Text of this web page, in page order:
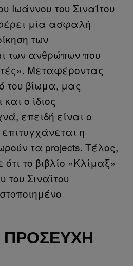
Ιωάννου του Σιναΐτου
μία ασφαλή
των
των ανθρώπων που
Μεταφέροντας
του βίωμα, μας
ο ίδιος
επειδή είναι ο
η
τα projects. Τέλος,
το βιβλίο «Κλίμαξ»
του Σιναΐτου
ΠΡΟΣΕΥΧΉ